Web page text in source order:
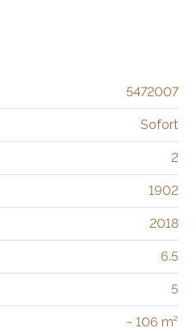
5472007
Sofort
2
1902
2018
6.5
5
~ 106 m²